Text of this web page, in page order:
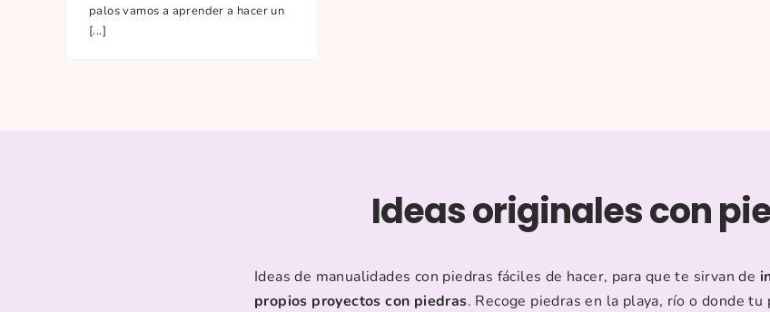
palos vamos a aprender a hacer un
[...]
Ideas originales con
Ideas de manualidades con piedras fáciles de hacer, para que te sirvan de
propios proyectos con piedras. Recoge piedras en la playa, río o donde